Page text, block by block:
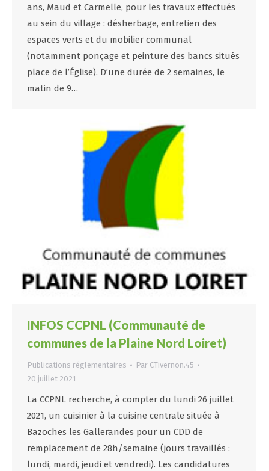
ans, Maud et Carmelle, pour les travaux effectués
au sein du village : désherbage, entretien des
espaces verts et du mobilier communal
(notamment ponçage et peinture des bancs situés
place de l’Église). D’une durée de 2 semaines, le
matin de 9…
INFOS CCPNL (Communauté de
communes de la Plaine Nord Loiret)
Publications réglementaires Par CTivernon.45
20 juillet 2021
La CCPNL recherche, à compter du lundi 26 juillet
2021, un cuisinier à la cuisine centrale située à
Bazoches les Gallerandes pour un CDD de
remplacement de 28h/semaine (jours travaillés :
lundi, mardi, jeudi et vendredi). Les candidatures